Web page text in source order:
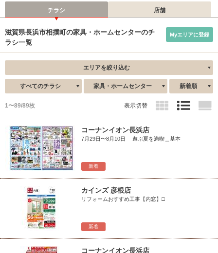
チラシ 店舗
滋賀県長浜市相撲町の家具・ホームセンターのチ
ラシ一覧
Myエリアに登録
エリアを絞り込む
すべてのチラシ 家具・ホームセンター 新着順
1〜89/89枚 表示切替
新着
コーナンイオン長浜店
7月29日〜8月10日 遊ぶ夏を満喫＿基本
新着
カインズ 彦根店
リフォームおすすめ工事【内窓】□
コーナンイオン長浜店